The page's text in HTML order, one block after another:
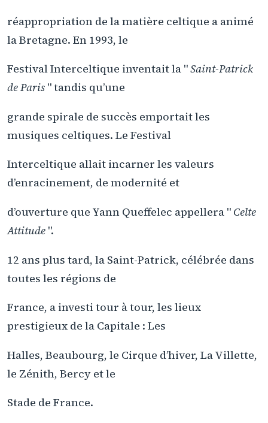
réappropriation de la matière celtique a animé
la Bretagne. En 1993, le
Festival Interceltique inventait la "Saint-Patrick
de Paris " tandis qu’une
grande spirale de succès emportait les
musiques celtiques. Le Festival
Interceltique allait incarner les valeurs
d’enracinement, de modernité et
d’ouverture que Yann Queffelec appellera " Celte
Attitude ".
12 ans plus tard, la Saint-Patrick, célébrée dans
toutes les régions de
France, a investi tour à tour, les lieux
prestigieux de la Capitale : Les
Halles, Beaubourg, le Cirque d’hiver, La Villette,
le Zénith, Bercy et le
Stade de France.